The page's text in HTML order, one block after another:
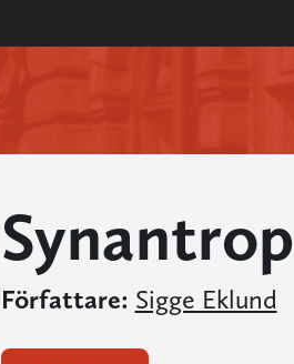
Synantrop
Författare: Sigge Eklund